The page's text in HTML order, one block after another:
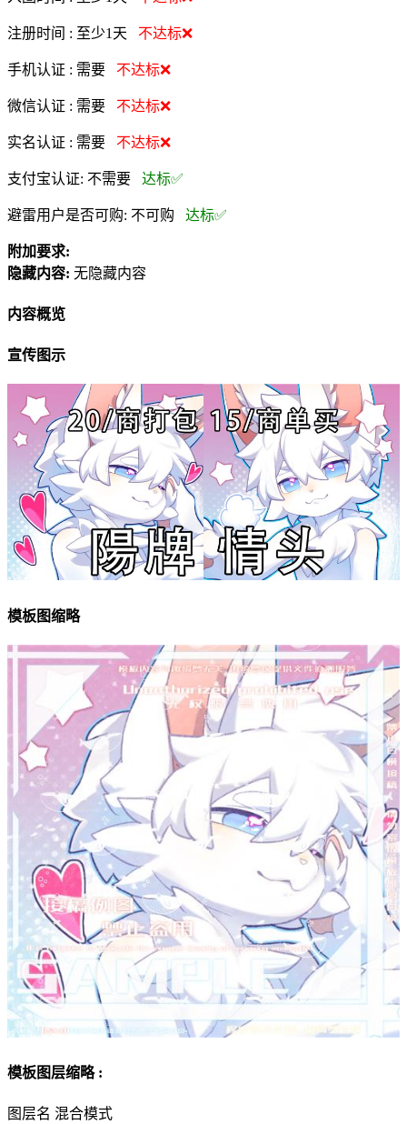
注册时间 : 至少1天 不达标❌
手机认证 : 需要 不达标❌
微信认证 : 需要 不达标❌
实名认证 : 需要 不达标❌
支付宝认证: 不需要 达标✅
避雷用户是否可购: 不可购 达标✅
附加要求:
隐藏内容: 无隐藏内容
内容概览
宣传图示
模板图缩略
模板图层缩略 :
图层名 混合模式